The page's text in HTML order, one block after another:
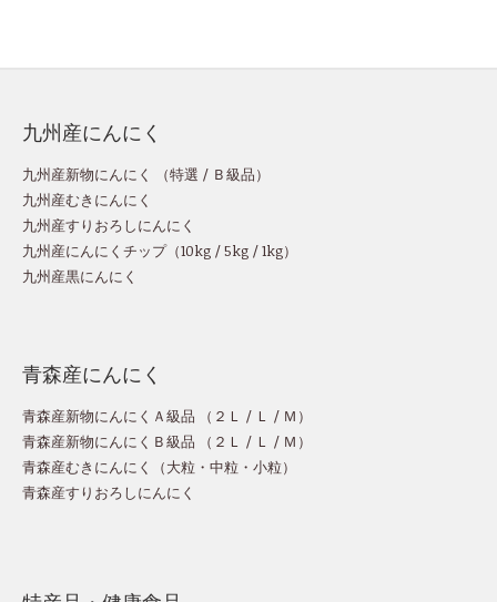
九州産にんにく
九州産新物にんにく （特選 / Ｂ級品）
九州産むきにんにく
九州産すりおろしにんにく
九州産にんにくチップ（10kg /5kg /1kg）
九州産黒にんにく
青森産にんにく
青森産新物にんにくＡ級品 （ ２Ｌ / Ｌ / Ｍ ）
青森産新物にんにくＢ級品 （ ２Ｌ / Ｌ / Ｍ ）
青森産むきにんにく（大粒 ・ 中粒 ・ 小粒）
青森産すりおろしにんにく